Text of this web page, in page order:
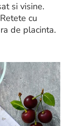
si visine.
cu
de placinta.